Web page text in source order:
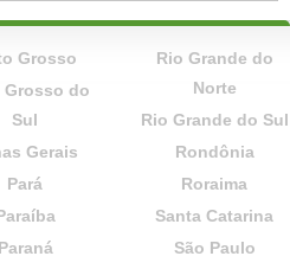
Grosso
Grosso do
Sul
Gerais
Pará
Paraná
Rio Grande do
Norte
Rio Grande do Sul
Rondônia
Roraima
Santa Catarina
São Paulo